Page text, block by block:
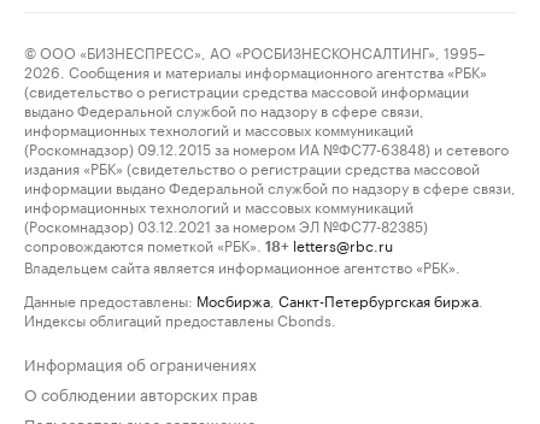
© ООО «БИЗНЕСПРЕСС», АО «РОСБИЗНЕСКОНСАЛТИНГ», 1995–
2026. Сообщения и материалы информационного агентства «РБК»
(свидетельство о регистрации средства массовой информации
выдано Федеральной службой по надзору в сфере связи,
информационных технологий и массовых коммуникаций
(Роскомнадзор) 09.12.2015 за номером ИА №ФС77-63848) и сетевого
издания «РБК» (свидетельство о регистрации средства массовой
информации выдано Федеральной службой по надзору в сфере связи,
информационных технологий и массовых коммуникаций
(Роскомнадзор) 03.12.2021 за номером ЭЛ №ФС77-82385)
сопровождаются пометкой «РБК».
18+ letters@rbc.ru
Владельцем сайта является информационное агентство «РБК».
Данные предоставлены: Мосбиржа Санкт-Петербургская биржа
Индексы облигаций предоставлены Cbonds.
Информация об ограничениях
О соблюдении авторских прав